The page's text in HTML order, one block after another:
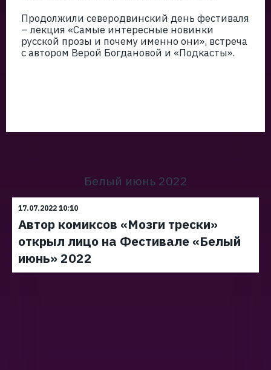
Продолжили северодвинский день фестиваля
– лекция «Самые интересные новинки
русской прозы и почему именно они», встреча
с автором Верой Богдановой и «Подкасты».
Белый июнь 2022
17.07.2022 10:10
Автор комиксов «Мозги трески»
открыл лицо на Фестивале «Белый
июнь» 2022